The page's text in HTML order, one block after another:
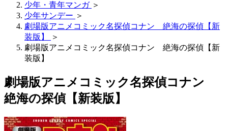
少年・青年マンガ ＞
少年サンデー ＞
劇場版アニメコミック名探偵コナン 絶海の探偵【新
装版】
＞
劇場版アニメコミック名探偵コナン 絶海の探偵【新
装版】
劇場版アニメコミック名探偵コナン
絶海の探偵【新装版】